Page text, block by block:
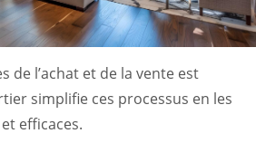
de l’achat et de la vente est
simplifie ces processus en les
efficaces.